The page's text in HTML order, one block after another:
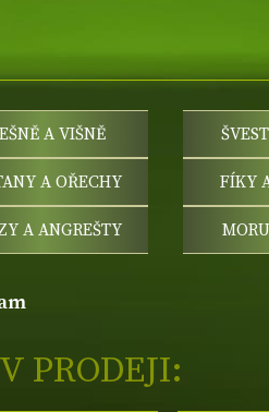
A VIŠNĚ
A OŘECHY FÍKY
A ANGREŠTY
PRODEJI: